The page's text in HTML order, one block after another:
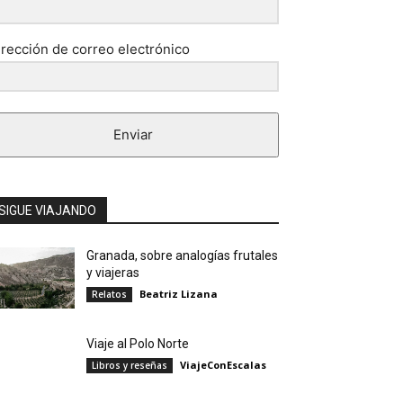
de correo electrónico
Enviar
VIAJANDO
Granada, sobre analogías frutales
y viajeras
Relatos Beatriz Lizana
Viaje al Polo Norte
Libros y reseñas ViajeConEscalas